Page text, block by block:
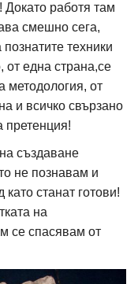
работя там
смешно сега,
техники
от една страна,се
методология, от
и всичко свързано
претенция!
създаване
не познавам и
станат готови!
на
се спасявам от